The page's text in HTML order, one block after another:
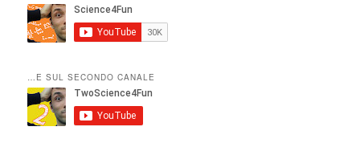
…E SUL SECONDO CANALE